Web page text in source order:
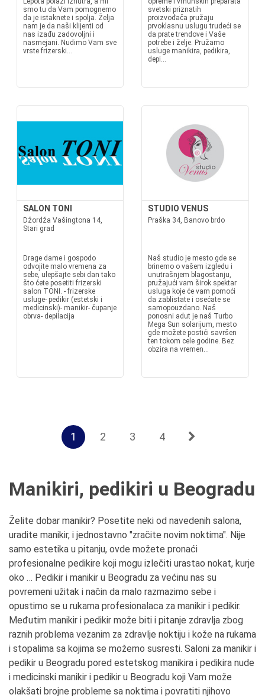
smo tu da Vam pomognemo
da je istaknete i spolja. Želja
nam je da naši klijenti od
nas izađu zadovoljni i
nasmejani. Nudimo Vam sve
vrste frizerski...
svetski priznatih
proizvođača pružaju
prvoklasnu uslugu trudeći se
da prate trendove i Vaše
potrebe i želje. Pružamo
usluge manikira, pedikira,
depi...
SALON TONI
Džordža Vašingtona 14,
Stari grad
Drage dame i gospodo
odvojite malo vremena za
sebe, ulepšajte sebi dan tako
što ćete posetiti frizerski
salon TONI. - frizerske
usluge- pedikir (estetski i
medicinski)- manikir- čupanje
obrva- depilacija
STUDIO VENUS
Praška 34, Banovo brdo
Naš studio je mesto gde se
brinemo o vašem izgledu i
unutrašnjem blagostanju,
pružajući vam širok spektar
usluga koje će vam pomoći
da zablistate i osećate se
samopouzdano. Naš
ponosni adut je naš Turbo
Mega Sun solarijum, mesto
gde možete postići savršen
ten tokom cele godine. Bez
obzira na vremen...
1 2 3 4
Manikiri, pedikiri u Beogradu
Želite dobar manikir? Posetite neki od navedenih salona,
uradite manikir, i jednostavno "zračite novim noktima". Nije
samo estetika u pitanju, ovde možete pronaći
profesionalne pedikire koji mogu izlečiti urastao nokat, kurje
oko … Pedikir i manikir u Beogradu za većinu nas su
povremeni užitak i način da malo razmazimo sebe i
opustimo se u rukama profesionalaca za manikir i pedikir.
Međutim manikir i pedikir može biti i pitanje zdravlja zbog
raznih problema vezanim za zdravlje noktiju i kože na rukama
i stopalima sa kojima se možemo susresti. Saloni za manikir i
pedikir u Beogradu pored estetskog manikira i pedikira nude
i medicinski manikir i pedikir u Beogradu koji Vam može
olakšati brojne probleme sa noktima i povratiti njihovo